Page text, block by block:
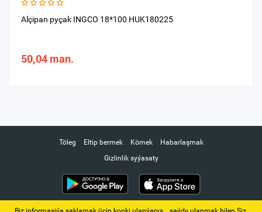
Alçipan pyçak INGCO 18*100 HUK180225
50,04 man.
Töleg Eltip bermek Kömek
Habarlaşmak
Gizlinlik syýasaty